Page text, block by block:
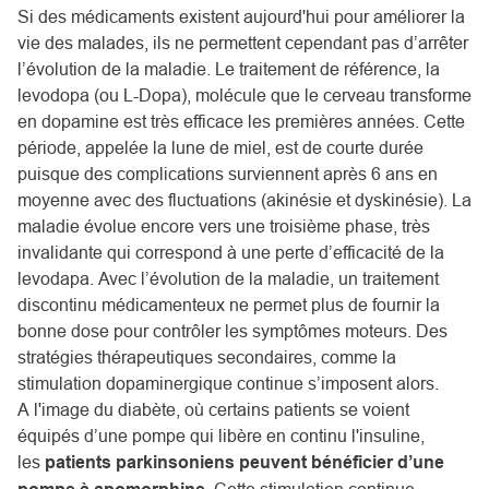
Si des médicaments existent aujourd'hui pour améliorer la
vie des malades, ils ne permettent cependant pas d’arrêter
l’évolution de la maladie. Le traitement de référence, la
levodopa (ou L-Dopa), molécule que le cerveau transforme
en dopamine est très efficace les premières années. Cette
période, appelée la lune de miel, est de courte durée
puisque des complications surviennent après 6 ans en
moyenne avec des fluctuations (akinésie et dyskinésie). La
maladie évolue encore vers une troisième phase, très
invalidante qui correspond à une perte d’efficacité de la
levodapa. Avec l’évolution de la maladie, un traitement
discontinu médicamenteux ne permet plus de fournir la
bonne dose pour contrôler les symptômes moteurs. Des
stratégies thérapeutiques secondaires, comme la
stimulation dopaminergique continue s’imposent alors.
A l'image du diabète, où certains patients se voient
équipés d’une pompe qui libère en continu l'insuline,
les patients parkinsoniens peuvent bénéficier d’une